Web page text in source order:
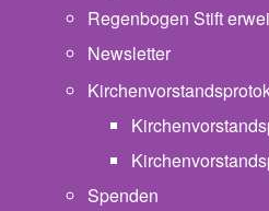
Regenbogen Stift
Newsletter
Spenden